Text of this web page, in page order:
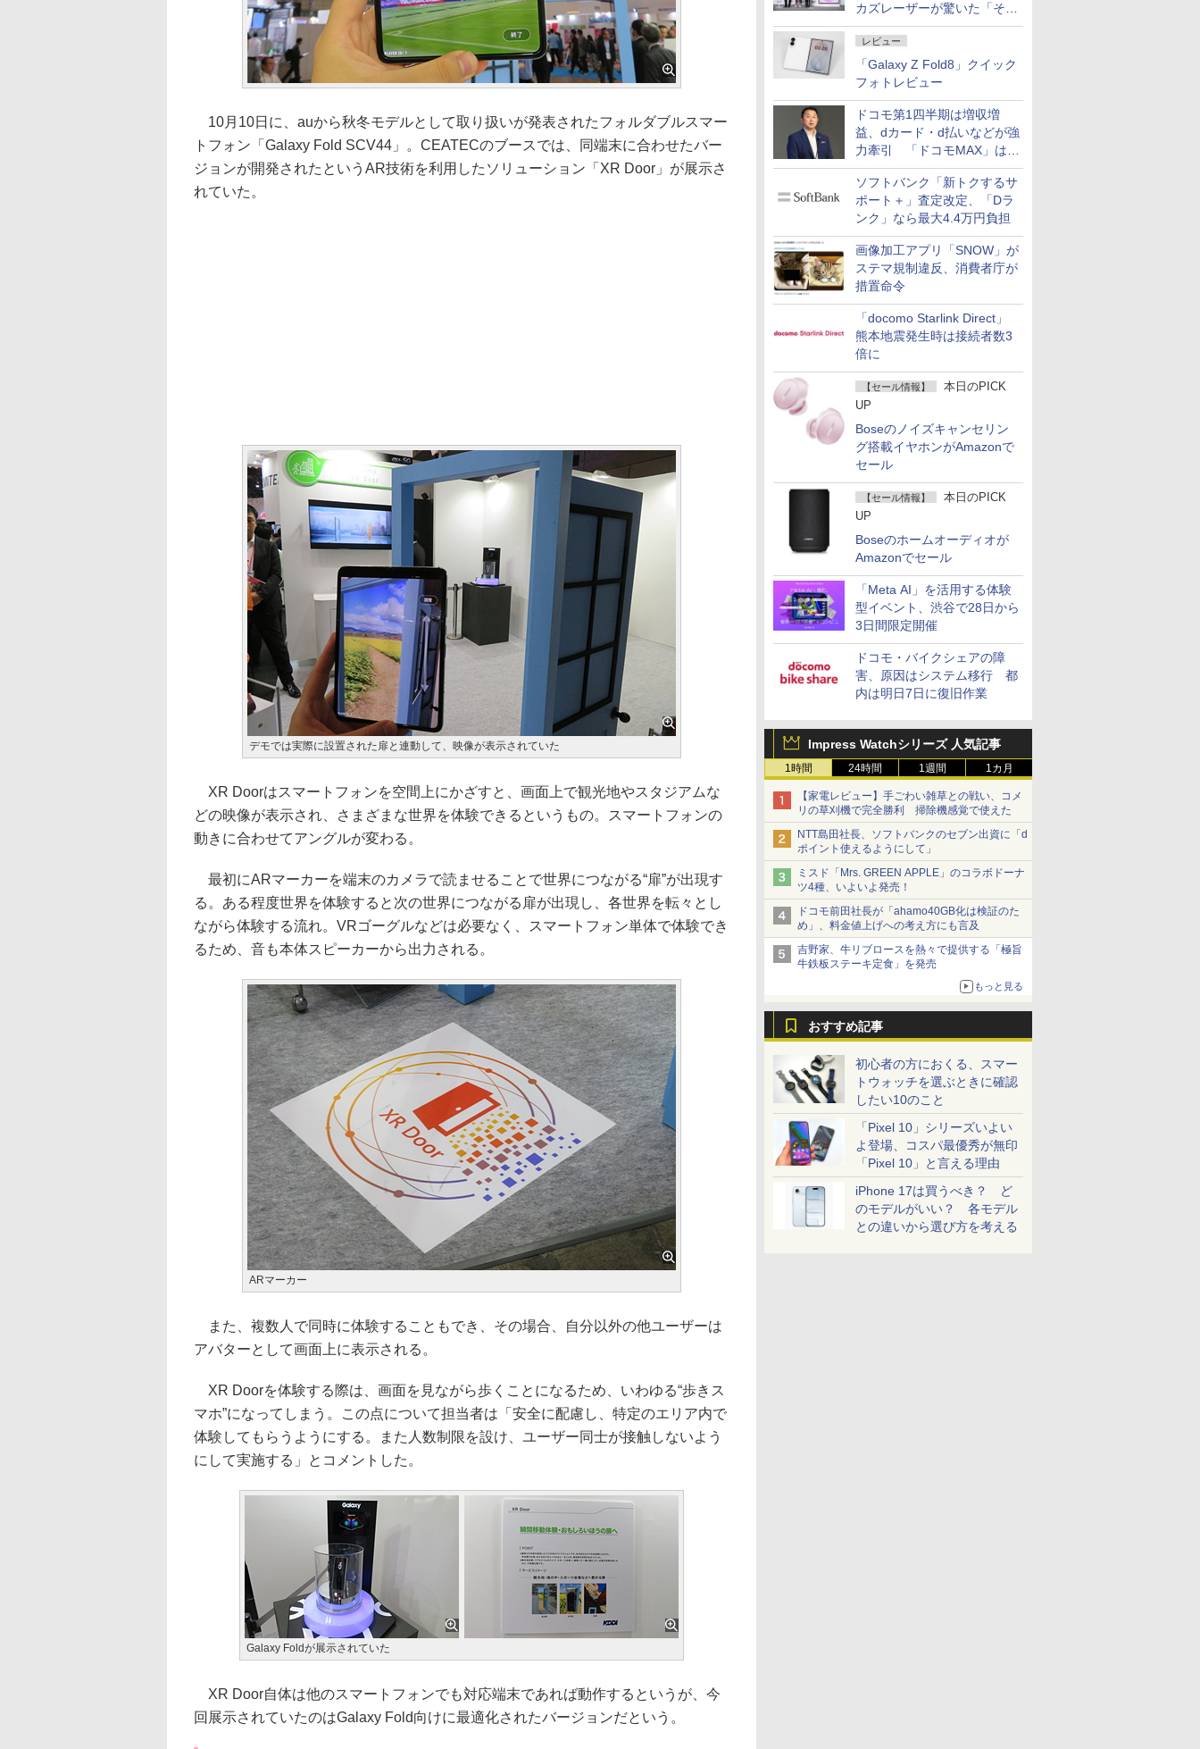
カズレーザーが驚いた「そば
屋のメニュー並みの薄さ」
レビュー
「Galaxy Z Fold8」クイック
フォトレビュー
ドコモ第1四半期は増収増
益、dカード・d払いなどが強
力牽引 「ドコモMAX」は
400万契約突破
ソフトバンク「新トクするサ
ポート＋」査定改定、「Dラ
ンク」なら最大4.4万円負担
画像加工アプリ「SNOW」が
ステマ規制違反、消費者庁が
措置命令
「docomo Starlink Direct」
熊本地震発生時は接続者数3
倍に
【セール情報】
本日のPICK
UP
Boseのノイズキャンセリン
グ搭載イヤホンがAmazonで
セール
【セール情報】
本日のPICK
UP
Boseのホームオーディオが
Amazonでセール
「Meta AI」を活用する体験
型イベント、渋谷で28日から
3日間限定開催
ドコモ・バイクシェアの障
害、原因はシステム移行 都
内は明日7日に復旧作業
Impress Watchシリーズ 人気記事
1時間 24時間 1週間 1カ月
【家電レビュー】手ごわい雑草との戦い、コメ
リの草刈機で完全勝利 掃除機感覚で使えた
NTT島田社長、ソフトバンクのセブン出資に「d
ポイント使えるようにして」
ミスド「Mrs. GREEN APPLE」のコラボドーナ
ツ4種、いよいよ発売！
ドコモ前田社長が「ahamo40GB化は検証のた
め」、料金値上げへの考え方にも言及
吉野家、牛リブロースを熱々で提供する「極旨
牛鉄板ステーキ定食」を発売
もっと見る
おすすめ記事
初心者の方におくる、スマー
トウォッチを選ぶときに確認
したい10のこと
「Pixel 10」シリーズいよい
よ登場、コスパ最優秀が無印
「Pixel 10」と言える理由
iPhone 17は買うべき？ ど
のモデルがいい？ 各モデル
との違いから選び方を考える
10月10日に、auから秋冬モデルとして取り扱いが発表されたフォルダブルスマー
トフォン「Galaxy Fold SCV44」。CEATECのブースでは、同端末に合わせたバー
ジョンが開発されたというAR技術を利用したソリューション「XR Door」が展示さ
れていた。
デモでは実際に設置された扉と連動して、映像が表示されていた
XR Doorはスマートフォンを空間上にかざすと、画面上で観光地やスタジアムな
どの映像が表示され、さまざまな世界を体験できるというもの。スマートフォンの
動きに合わせてアングルが変わる。
最初にARマーカーを端末のカメラで読ませることで世界につながる“扉”が出現す
る。ある程度世界を体験すると次の世界につながる扉が出現し、各世界を転々とし
ながら体験する流れ。VRゴーグルなどは必要なく、スマートフォン単体で体験でき
るため、音も本体スピーカーから出力される。
ARマーカー
また、複数人で同時に体験することもでき、その場合、自分以外の他ユーザーは
アバターとして画面上に表示される。
XR Doorを体験する際は、画面を見ながら歩くことになるため、いわゆる“歩きス
マホ”になってしまう。この点について担当者は「安全に配慮し、特定のエリア内で
体験してもらうようにする。また人数制限を設け、ユーザー同士が接触しないよう
にして実施する」とコメントした。
Galaxy Foldが展示されていた
XR Door自体は他のスマートフォンでも対応端末であれば動作するというが、今
回展示されていたのはGalaxy Fold向けに最適化されたバージョンだという。